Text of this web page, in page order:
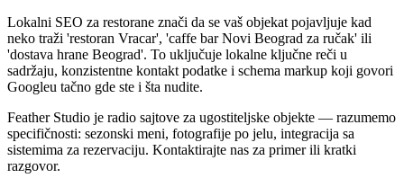
Lokalni SEO za restorane znači da se vaš objekat pojavljuje kad
neko traži 'restoran Vracar', 'caffe bar Novi Beograd za ručak' ili
'dostava hrane Beograd'. To uključuje lokalne ključne reči u
sadržaju, konzistentne kontakt podatke i schema markup koji govori
Googleu tačno gde ste i šta nudite.
Feather Studio je radio sajtove za ugostiteljske objekte — razumemo
specifičnosti: sezonski meni, fotografije po jelu, integracija sa
sistemima za rezervaciju. Kontaktirajte nas za primer ili kratki
razgovor.